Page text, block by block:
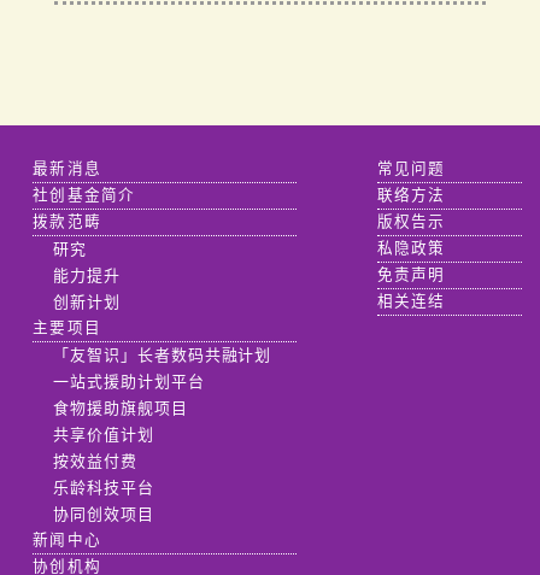
最新消息
社创基金简介
拨款范畴
研究
能力提升
创新计划
主要项目
「友智识」长者数码共融计划
一站式援助计划平台
食物援助旗舰项目
共享价值计划
按效益付费
乐龄科技平台
协同创效项目
新闻中心
协创机构
常见问题
联络方法
版权告示
私隐政策
免责声明
相关连结